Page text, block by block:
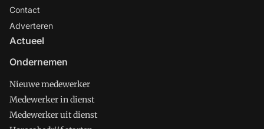
Contact
Adverteren
Actueel
Ondernemen
Nieuwe medewerker
Medewerker in dienst
Medewerker uit dienst